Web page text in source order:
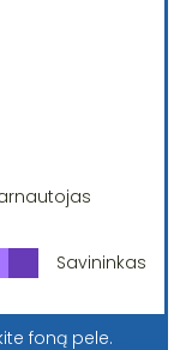
Savininkas
foną pele.